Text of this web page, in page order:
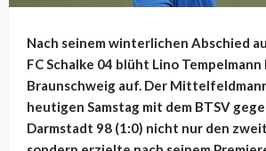
Nach seinem winterlichen Abschied
FC Schalke 04 blüht Lino
Braunschweig auf. Der
heutigen Samstag mit dem BTSV
Darmstadt 98 (1:0) nicht nur den